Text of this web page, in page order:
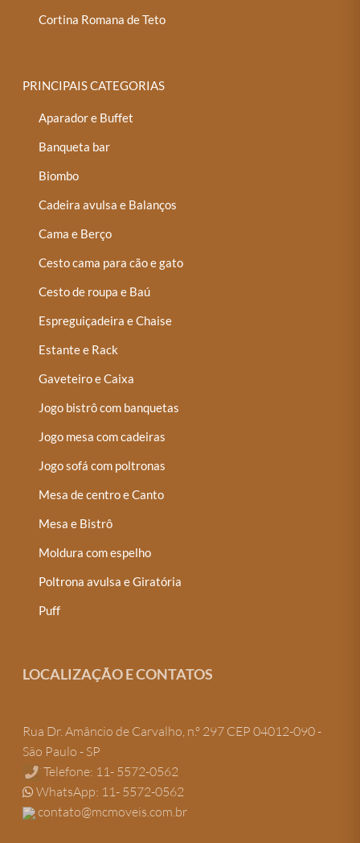
Cortina Romana de Teto
PRINCIPAIS CATEGORIAS
Aparador e Buffet
Banqueta bar
Biombo
Cadeira avulsa e Balanços
Cama e Berço
Cesto cama para cão e gato
Cesto de roupa e Baú
Espreguiçadeira e Chaise
Estante e Rack
Gaveteiro e Caixa
Jogo bistrô com banquetas
Jogo mesa com cadeiras
Jogo sofá com poltronas
Mesa de centro e Canto
Mesa e Bistrô
Moldura com espelho
Poltrona avulsa e Giratória
Puff
LOCALIZAÇÃO E CONTATOS
Rua Dr. Amâncio de Carvalho, n.º 297 CEP 04012-090 -
São Paulo - SP
Telefone: 11- 5572-0562
WhatsApp: 11- 5572-0562
contato@mcmoveis.com.br